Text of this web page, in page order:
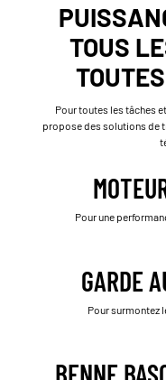
TOUS
Pour toutes les tâches
propose des solutions de
Pour une
GARDE
Pour surmontez